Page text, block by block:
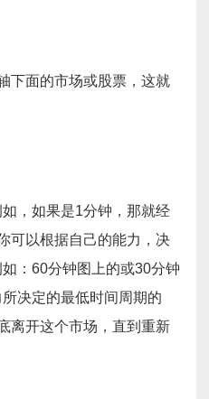
下面的市场或股票，这就
，如果是1分钟，那就经
可以根据自己的能力，决
：60分钟图上的或30分钟
决定的最低时间周期的
离开这个市场，直到重新